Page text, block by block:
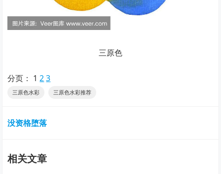
三原色
分页： 1 2 3
三原色水彩 三原色水彩推荐
没资格堕落
相关文章